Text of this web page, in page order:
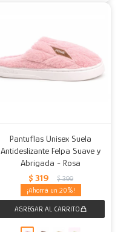
Pantuflas Unisex Suela
Antideslizante Felpa Suave y
Abrigada - Rosa
$ 319 $ 399
20